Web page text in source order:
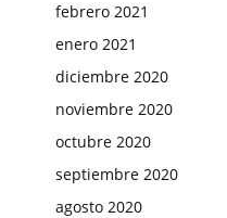
febrero 2021
enero 2021
diciembre 2020
noviembre 2020
octubre 2020
septiembre 2020
agosto 2020